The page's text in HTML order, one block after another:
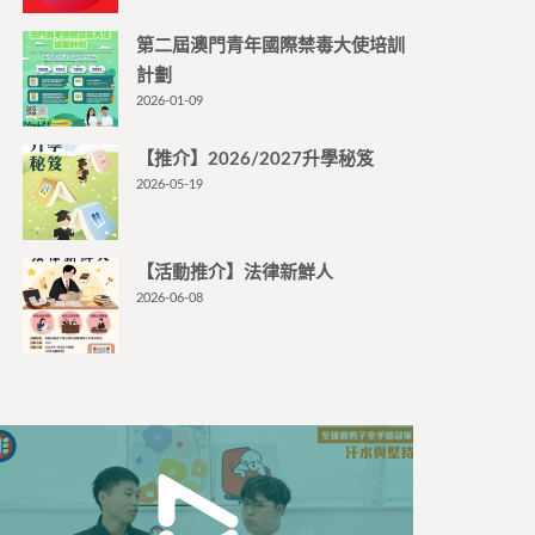
第二屆澳門青年國際禁毒大使培訓
計劃
2026-01-09
【推介】2026/2027升學秘笈
2026-05-19
【活動推介】法律新鮮人
2026-06-08